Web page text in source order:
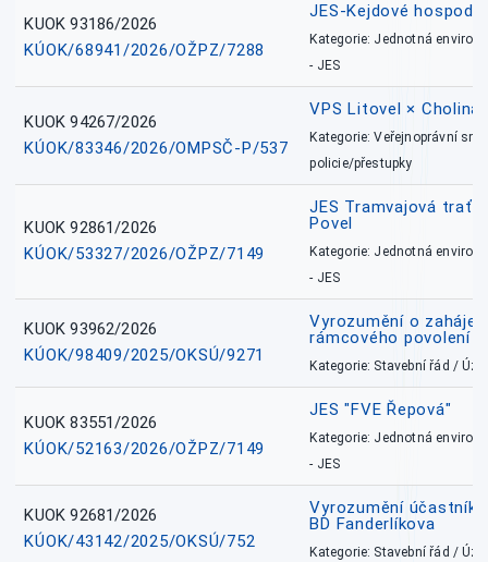
KUOK 93186/2026
KÚOK/68941/2026/OŽPZ/7288
JES-Kejdové
Kategorie: Jednotná
- JES
KUOK 94267/2026
KÚOK/83346/2026/OMPSČ-P/537
VPS Litovel ×
Kategorie: Veřejnoprávní
policie/přestupky
KUOK 92861/2026
KÚOK/53327/2026/OŽPZ/7149
JES Tramvajová trať
Povel
Kategorie: Jednotná
- JES
KUOK 93962/2026
KÚOK/98409/2025/OKSÚ/9271
Vyrozumění o
rámcového povolení
Kategorie: Stavební řád /
KUOK 83551/2026
KÚOK/52163/2026/OŽPZ/7149
JES "FVE Řepová"
Kategorie: Jednotná
- JES
KUOK 92681/2026
KÚOK/43142/2025/OKSÚ/752
Vyrozumění
BD Fanderlíkova
Kategorie: Stavební řád /